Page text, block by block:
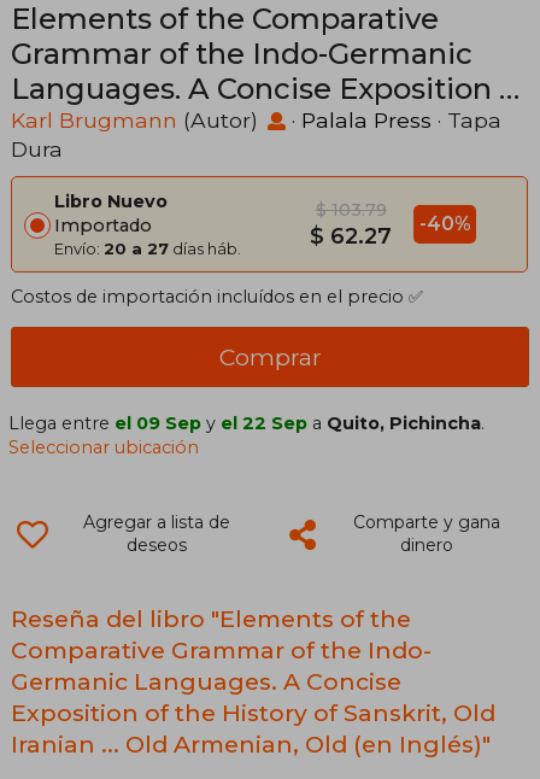
Elements of the Comparative
Grammar of the Indo-Germanic
Languages. A Concise Exposition of
the History of Sanskrit, Old Iranian
... Old Armenian, Old (en Inglés)
Karl Brugmann (Autor) · Palala Press · Tapa
Dura
Libro Nuevo
Importado
Envío: 20 a 27 días háb.
$ 103.79
$ 62.27 -40%
Costos de importación incluídos en el precio ✅
Comprar
Llega entre el 09 Sep y el 22 Sep a Quito, Pichincha.
Seleccionar ubicación
Agregar a lista de
deseos
Comparte y gana
dinero
Reseña del libro "Elements of the
Comparative Grammar of the Indo-
Germanic Languages. A Concise
Exposition of the History of Sanskrit, Old
Iranian ... Old Armenian, Old (en Inglés)"